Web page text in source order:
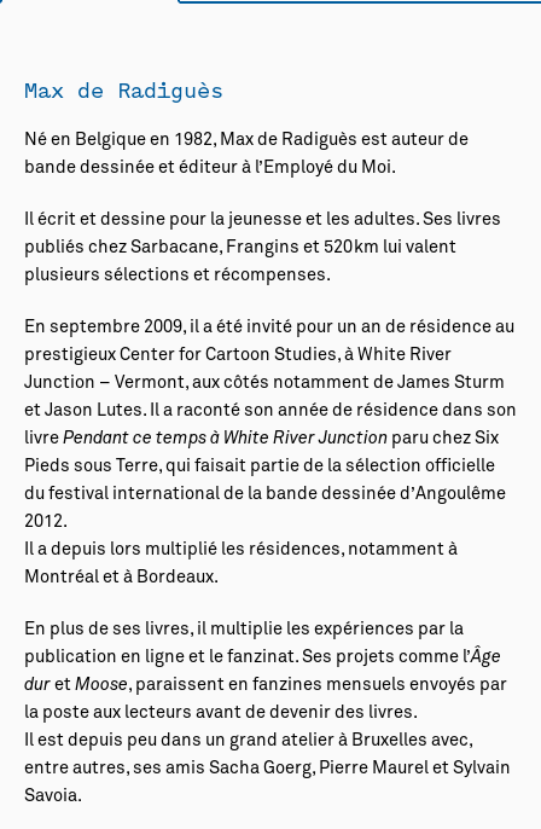
Max de Radiguès
Né en Belgique en 1982, Max de Radiguès est auteur de
bande dessinée et éditeur à l’Employé du Moi.
Il écrit et dessine pour la jeunesse et les adultes. Ses livres
publiés chez Sarbacane, Frangins et 520km lui valent
plusieurs sélections et récompenses.
En septembre 2009, il a été invité pour un an de résidence au
prestigieux Center for Cartoon Studies, à White River
Junction – Vermont, aux côtés notamment de James Sturm
et Jason Lutes. Il a raconté son année de résidence dans son
livre Pendant ce temps à White River Junction paru chez Six
Pieds sous Terre, qui faisait partie de la sélection officielle
du festival international de la bande dessinée d’Angoulême
2012.
Il a depuis lors multiplié les résidences, notamment à
Montréal et à Bordeaux.
En plus de ses livres, il multiplie les expériences par la
publication en ligne et le fanzinat. Ses projets comme l’Âge
dur et Moose, paraissent en fanzines mensuels envoyés par
la poste aux lecteurs avant de devenir des livres.
Il est depuis peu dans un grand atelier à Bruxelles avec,
entre autres, ses amis Sacha Goerg, Pierre Maurel et Sylvain
Savoia.